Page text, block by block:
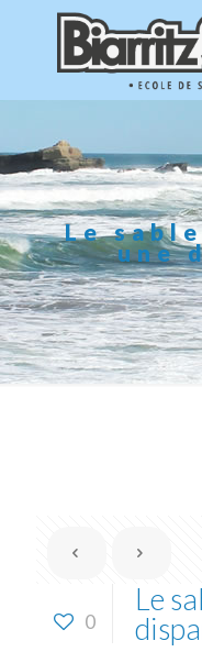
Le
une
0
Le